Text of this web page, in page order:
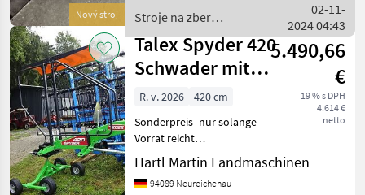
Nový stroj
Stroje na zber
objemových krmív / Talex
02-11-
2024 04:43
Talex Spyder 420
Schwader mit
Gelenkwelle -
Neu
5.490,66
€
19 % s DPH
4.614 €
netto
R. v. 2026
420 cm
Sonderpreis- nur solange
Vorrat reicht
Schwader Talex 4, 2 Meter
NEU- - mit Gelenkwelle-
Hartl Martin Landmaschinen
94089 Neureichenau